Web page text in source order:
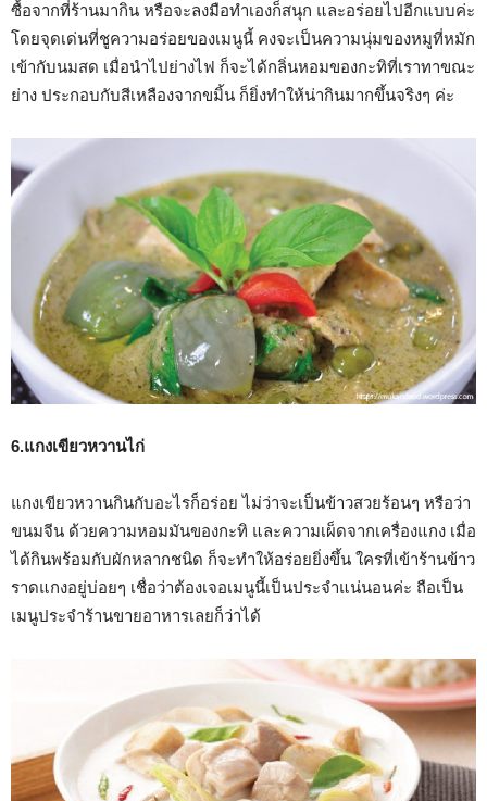
ซื้อจากที่ร้านมากิน หรือจะลงมือทำเองก็สนุก และอร่อยไปอีกแบบค่ะ
โดยจุดเด่นที่ชูความอร่อยของเมนูนี้ คงจะเป็นความนุ่มของหมูที่หมัก
เข้ากับนมสด เมื่อนำไปย่างไฟ ก็จะได้กลิ่นหอมของกะทิที่เราทาขณะ
ย่าง ประกอบกับสีเหลืองจากขมิ้น ก็ยิ่งทำให้น่ากินมากขึ้นจริงๆ ค่ะ
6.แกงเขียวหวานไก่
แกงเขียวหวานกินกับอะไรก็อร่อย ไม่ว่าจะเป็นข้าวสวยร้อนๆ หรือว่า
ขนมจีน ด้วยความหอมมันของกะทิ และความเผ็ดจากเครื่องแกง เมื่อ
ได้กินพร้อมกับผักหลากชนิด ก็จะทำให้อร่อยยิ่งขึ้น ใครที่เข้าร้านข้าว
ราดแกงอยู่บ่อยๆ เชื่อว่าต้องเจอเมนูนี้เป็นประจำแน่นอนค่ะ ถือเป็น
เมนูประจำร้านขายอาหารเลยก็ว่าได้